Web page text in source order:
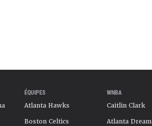
ÉQUIPES
Atlanta Hawks
Boston Celtics
WNBA
Caitlin Clark
Atlanta Dream